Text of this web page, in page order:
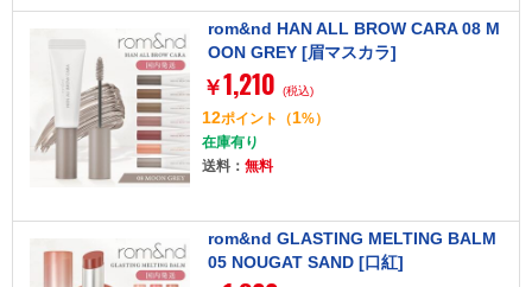
rom&nd HAN ALL BROW CARA 08 M
OON GREY [眉マスカラ]
￥1,210 (税込)
12ポイント （1%）
在庫有り
送料： 無料
rom&nd GLASTING MELTING BALM
05 NOUGAT SAND [口紅]